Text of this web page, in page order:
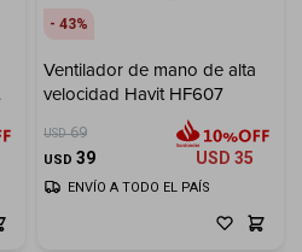
43
Ventilador de mano de alta
velocidad Havit HF607
USD 69
USD 39 USD 35
ENVÍO A TODO EL PAÍS